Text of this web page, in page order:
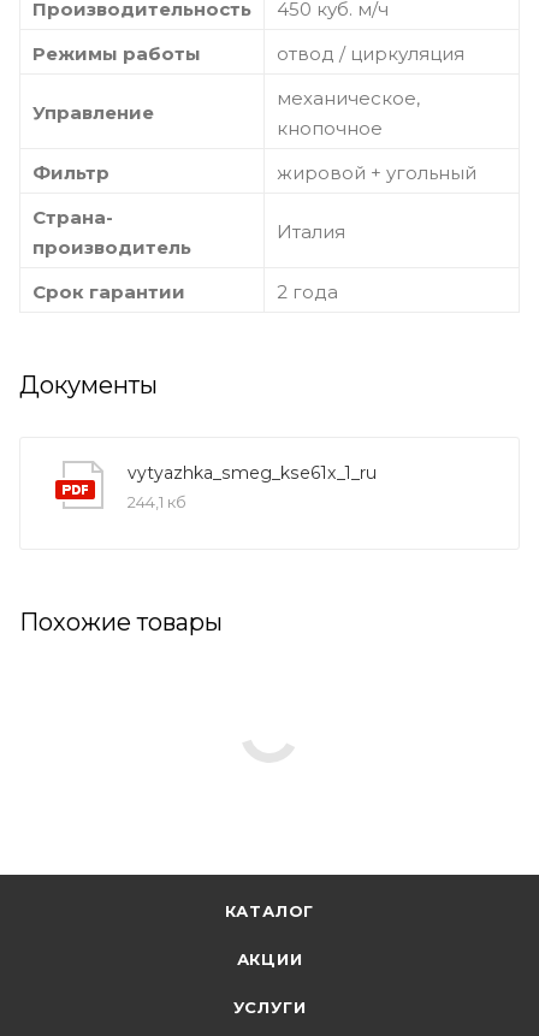
Производительность
450 куб. м/ч
Режимы работы
отвод / циркуляция
Управление
механическое,
кнопочное
Фильтр
жировой + угольный
Страна-
производитель
Италия
Срок гарантии 2 года
Документы
vytyazhka_smeg_kse61x_1_ru
244,1 кб
Похожие товары
КАТАЛОГ
АКЦИИ
УСЛУГИ